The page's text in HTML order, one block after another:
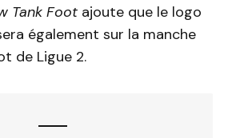
Tank Foot ajoute que le logo
également sur la manche
de Ligue 2.